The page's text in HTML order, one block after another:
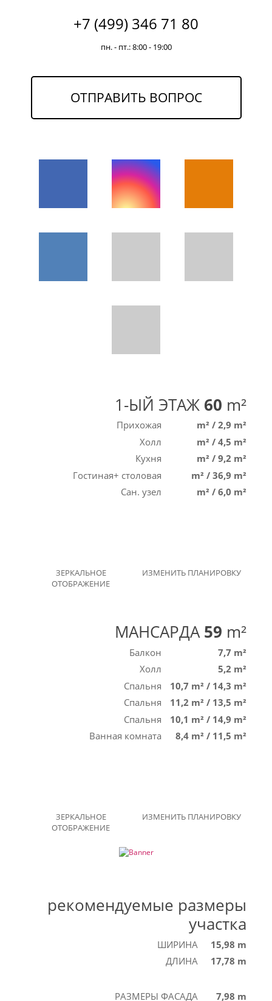
+7 (499) 346 71 80
пн. - пт.: 8:00 - 19:00
ОТПРАВИТЬ ВОПРОС
1-ЫЙ ЭТАЖ 60 m²
Прихожая m² / 2,9 m²
Холл
m² / 4,5 m²
Кухня
m² / 9,2 m²
Гостиная+ столовая
m² / 36,9 m²
Сан. узел
m² / 6,0 m²
ЗЕРКАЛЬНОЕ
ОТОБРАЖЕНИЕ
ИЗМЕНИТЬ ПЛАНИРОВКУ
МАНСАРДА59 m²
Балкон
7,7 m²
Холл
5,2 m²
Спальня
10,7 m² / 14,3 m²
Спальня
11,2 m² / 13,5 m²
Спальня
10,1 m² / 14,9 m²
Ванная комната
8,4 m² / 11,5 m²
ЗЕРКАЛЬНОЕ
ОТОБРАЖЕНИЕ
ИЗМЕНИТЬ ПЛАНИРОВКУ
рекомендуемые размеры
участка
ШИРИНА
15,98 m
ДЛИНА
17,78 m
РАЗМЕРЫ ФАСАДА 7,98 m